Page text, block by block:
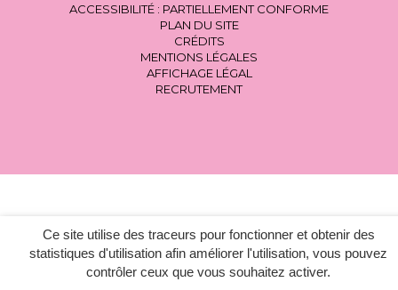
Ce site utilise des traceurs pour fonctionner et obtenir des
statistiques d'utilisation afin améliorer l'utilisation, vous pouvez
contrôler ceux que vous souhaitez activer.
ACCESSIBILITÉ : PARTIELLEMENT CONFORME
PLAN DU SITE
CRÉDITS
MENTIONS LÉGALES
AFFICHAGE LÉGAL
RECRUTEMENT